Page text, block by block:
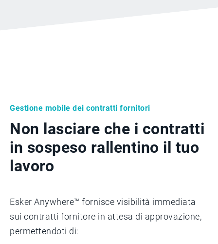
Gestione mobile dei contratti fornitori
Non lasciare che i contratti
in sospeso rallentino il tuo
lavoro
Esker Anywhere™ fornisce visibilità immediata
sui contratti fornitore in attesa di approvazione,
permettendoti di: